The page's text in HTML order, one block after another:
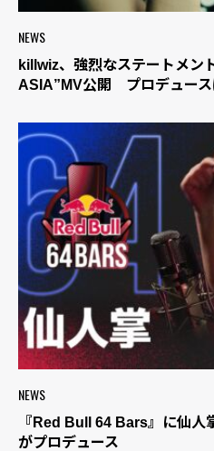
NEWS
killwiz、強烈なステートメン
ASIA”MV公開 プロデュース
NEWS
『Red Bull 64 Bars』に仙
がプロデュース